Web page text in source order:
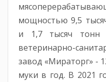
мощностью 9,5
и 1,7 тысяч тонн
ветеринарно-
завод «Мираторг» -
муки в год. В 2021